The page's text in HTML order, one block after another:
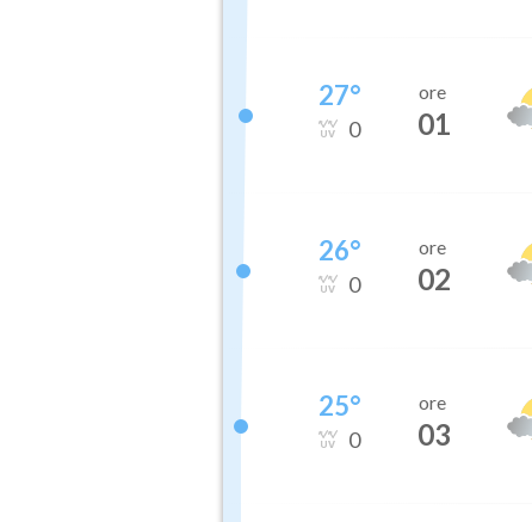
27°
0
ore
01
26°
0
ore
02
25°
0
ore
03